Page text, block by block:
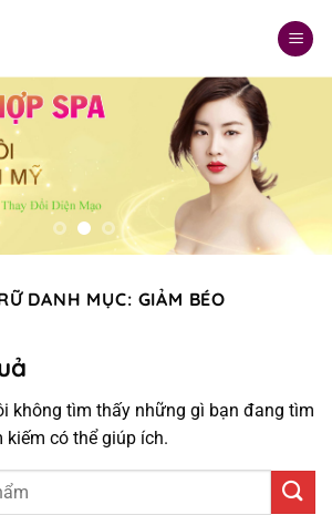
DANH MỤC: GIẢM BÉO
không tìm thấy những gì bạn đang tìm
kiếm có thể giúp ích.